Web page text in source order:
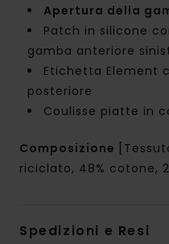
Apertura della
Patch in silicone
gamba anteriore
Etichetta Element
posteriore
Coulisse piatte in
Composizione
riciclato, 48% cotone,
Spedizioni e Resi